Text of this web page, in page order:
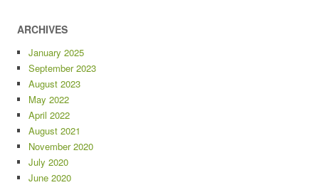
ARCHIVES
January 2025
September 2023
August 2023
May 2022
April 2022
August 2021
November 2020
July 2020
June 2020